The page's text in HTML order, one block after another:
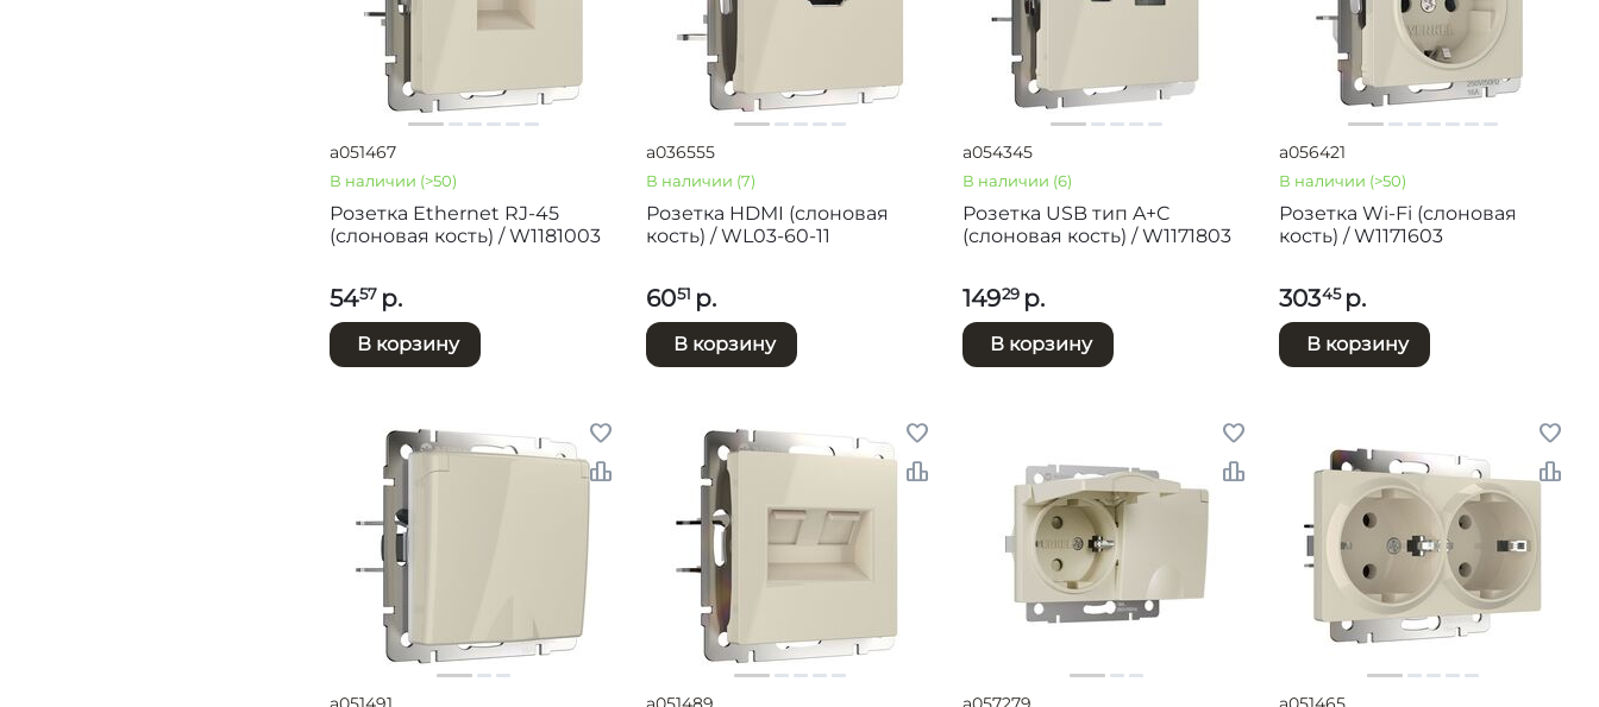
Розетка Ethernet RJ-45
(слоновая кость) / W1181003
5457 р.
В корзину
a051467
В наличии (>50)
Розетка HDMI (слоновая
кость) / WL03-60-11
6051 р.
В корзину
a036555
В наличии (7)
Розетка USB тип A+C
(слоновая кость) / W1171803
14929 р.
В корзину
a054345
В наличии (6)
Розетка Wi-Fi (слоновая
кость) / W1171603
30345 р.
В корзину
a056421
В наличии (>50)